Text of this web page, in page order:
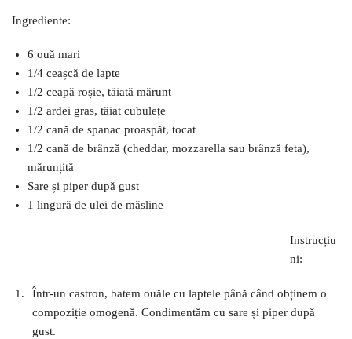
Ingrediente:
6 ouă mari
1/4 ceașcă de lapte
1/2 ceapă roșie, tăiată mărunt
1/2 ardei gras, tăiat cubulețe
1/2 cană de spanac proaspăt, tocat
1/2 cană de brânză (cheddar, mozzarella sau brânză feta),
mărunțită
Sare și piper după gust
1 lingură de ulei de măsline
Instrucțiu
ni:
Într-un castron, batem ouăle cu laptele până când obținem o
compoziție omogenă. Condimentăm cu sare și piper după
gust.